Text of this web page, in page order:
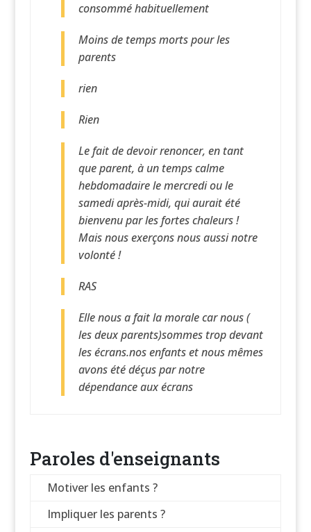
consommé habituellement
Moins de temps morts pour les
parents
rien
Rien
Le fait de devoir renoncer, en tant
que parent, à un temps calme
hebdomadaire le mercredi ou le
samedi après-midi, qui aurait été
bienvenu par les fortes chaleurs !
Mais nous exerçons nous aussi notre
volonté !
RAS
Elle nous a fait la morale car nous (
les deux parents)sommes trop devant
les écrans.nos enfants et nous mêmes
avons été déçus par notre
dépendance aux écrans
Paroles d'enseignants
Motiver les enfants ?
Impliquer les parents ?